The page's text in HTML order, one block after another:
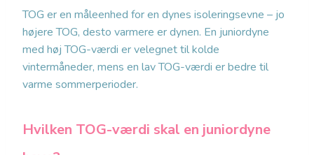
TOG er en måleenhed for en dynes isoleringsevne – jo
højere TOG, desto varmere er dynen. En juniordyne
med høj TOG-værdi er velegnet til kolde
vintermåneder, mens en lav TOG-værdi er bedre til
varme sommerperioder.
Hvilken TOG-værdi skal en juniordyne